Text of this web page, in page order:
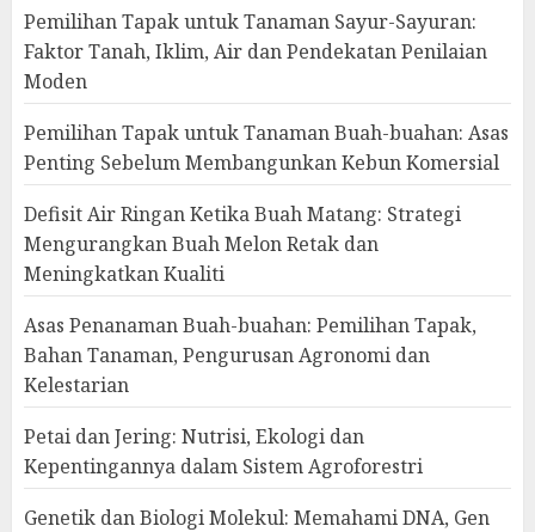
Pemilihan Tapak untuk Tanaman Sayur-Sayuran:
Faktor Tanah, Iklim, Air dan Pendekatan Penilaian
Moden
Pemilihan Tapak untuk Tanaman Buah-buahan: Asas
Penting Sebelum Membangunkan Kebun Komersial
Defisit Air Ringan Ketika Buah Matang: Strategi
Mengurangkan Buah Melon Retak dan
Meningkatkan Kualiti
Asas Penanaman Buah-buahan: Pemilihan Tapak,
Bahan Tanaman, Pengurusan Agronomi dan
Kelestarian
Petai dan Jering: Nutrisi, Ekologi dan
Kepentingannya dalam Sistem Agroforestri
Genetik dan Biologi Molekul: Memahami DNA, Gen